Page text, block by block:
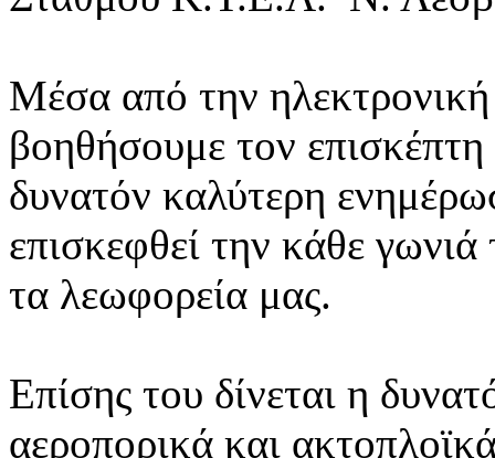
Μέσα από την ηλεκτρονική
βοηθήσουμε τον
δυνατόν καλύτερη
επισκεφθεί την κάθε
τα λεωφορεία μας.
Επίσης του δίνεται η
αεροπορικά και